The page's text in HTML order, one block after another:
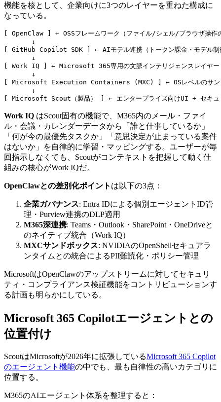
機能を核として、企業向けに3つのレイヤーを重ねた構成に
なっている。
[ OpenClaw ] ← OSSフレームワーク（ファイル/シェル/ブラウザ操作
       ↓
[ GitHub Copilot SDK ] ← AIモデル連携（トークン課金・モデル制
       ↓
[ Work IQ ] ← Microsoft 365専用の文脈インテリジェンスレイヤー
       ↓
[ Microsoft Execution Containers (MXC) ] ← OSレベルのサンド
       ↓
[ Microsoft Scout（製品） ] ← エンタープライズ向けUI + セキュ
Work IQ はScout固有の機能で、M365内のメール・ファイ
ル・会議・カレンダーデータから「誰と仕事しているか」
「何が今の最優先タスクか」「意思決定が止まっている案件
はないか」を自律的に学習・マッピングする。ユーザーが毎
回指示しなくても、Scoutがコンテキストを把握して動く仕
組みの核心がWork IQだ。
OpenClawとの差別化ポイント は以下の3点：
企業ガバナンス: Entra IDによる個別エージェントID管
理・Purview連携のDLP適用
M365深連携: Teams・Outlook・SharePoint・OneDriveと
のネイティブ統合（Work IQ）
MXCサンドボックス: NVIDIAのOpenShellセキュアラ
ンタイムとの統合によるPII難読化・ポリシー管理
MicrosoftはOpenClawのアップストリームに対してセキュリ
ティ・コンプライアンス検証機能をコントリビューションす
る計画も明らかにしている。
Microsoft 365 Copilotエージェントとの
位置付け
ScoutはMicrosoftが2026年に拡張しているMicrosoft 365 Copilot
のエージェント機能の中でも、最も自律性の高いカテゴリに
位置する。
M365のAIエージェント体系を整理すると：